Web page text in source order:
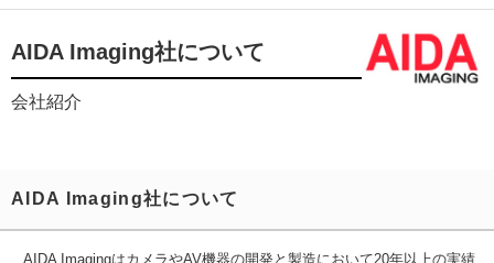
AIDA Imaging社について
会社紹介
AIDA Imaging社について
AIDA ImagingはカメラやAV機器の開発と製造において20年以上の実績